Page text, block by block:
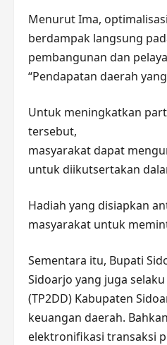
Menurut Ima,
berdampak langsung
pembangunan dan
“Pendapatan daerah
Untuk meningkatkan
tersebut,
masyarakat dapat
untuk diikutsertakan
Hadiah yang disiapkan
masyarakat untuk
Sementara itu, Bupati
Sidoarjo yang juga
(TP2DD) Kabupaten
keuangan daerah.
elektronifikasi transaksi